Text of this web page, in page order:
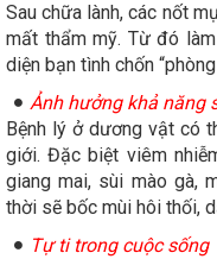
Sau chữa lành, các nốt
mất thẩm mỹ. Từ đó
diện bạn tình chốn “phòng
Ảnh hưởng khả năng
Bệnh lý ở dương vật có
giới. Đặc biệt viêm
giang mai, sùi mào gà,
thời sẽ bốc mùi hôi thối,
Tự ti trong cuộc sống